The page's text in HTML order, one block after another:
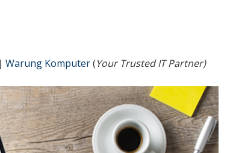
Warung Komputer(Your Trusted IT Partner)